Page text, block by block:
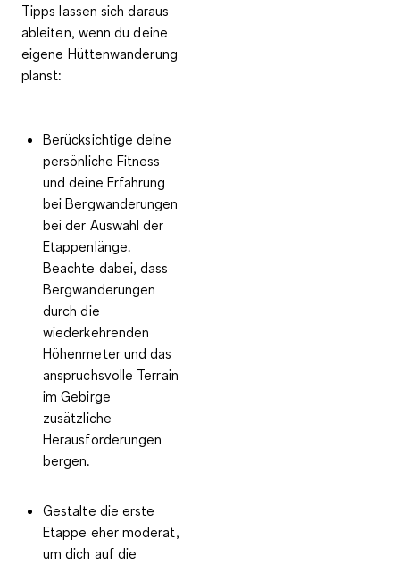
Tipps lassen sich daraus
ableiten, wenn du deine
eigene Hüttenwanderung
planst:
Berücksichtige deine
persönliche Fitness
und deine Erfahrung
bei Bergwanderungen
bei der Auswahl der
Etappenlänge.
Beachte dabei, dass
Bergwanderungen
durch die
wiederkehrenden
Höhenmeter und das
anspruchsvolle Terrain
im Gebirge
zusätzliche
Herausforderungen
bergen.
Gestalte die erste
Etappe eher moderat,
um dich auf die